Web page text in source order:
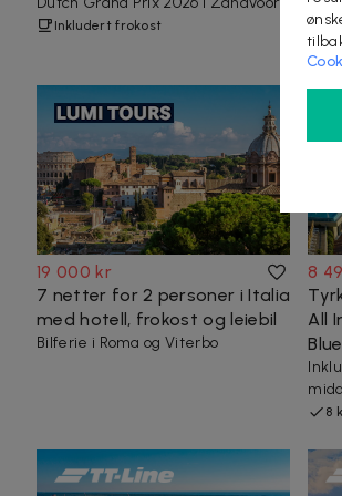
Inkludert frokost
19 000 kr
7 netter for 2 personer i Italia
med hotell, frokost og leiebil
Bilferie i Roma og Viterbo
8
All
8